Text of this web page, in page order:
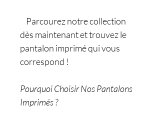
Parcourez notre collection
dès maintenant et trouvez le
pantalon imprimé qui vous
correspond !
Pourquoi Choisir Nos Pantalons
Imprimés ?